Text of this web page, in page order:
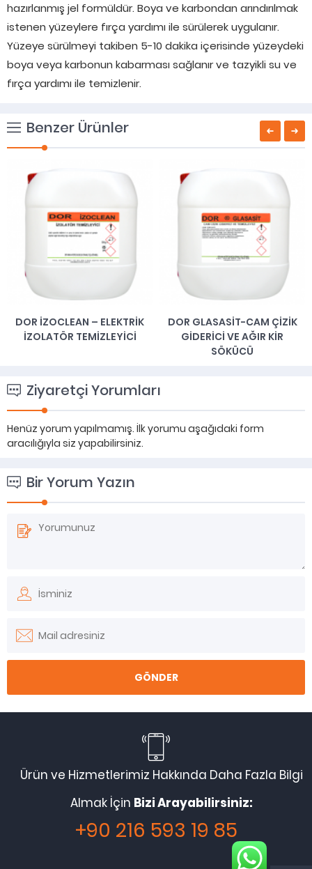
hazırlanmış jel formüldür. Boya ve karbondan arındırılmak
istenen yüzeylere fırça yardımı ile sürülerek uygulanır.
Yüzeye sürülmeyi takiben 5-10 dakika içerisinde yüzeydeki
boya veya karbonun kabarması sağlanır ve tazyikli su ve
fırça yardımı ile temizlenir.
Benzer Ürünler
DOR İZOCLEAN – ELEKTRİK
İZOLATÖR TEMİZLEYİCİ
DOR GLASASİT-CAM ÇİZİK
GİDERİCİ VE AĞIR KİR
SÖKÜCÜ
Ziyaretçi Yorumları
Henüz yorum yapılmamış. İlk yorumu aşağıdaki form
aracılığıyla siz yapabilirsiniz.
Bir Yorum Yazın
Ürün ve Hizmetlerimiz Hakkında Daha Fazla Bilgi
Almak İçin Bizi Arayabilirsiniz:
+90 216 593 19 85